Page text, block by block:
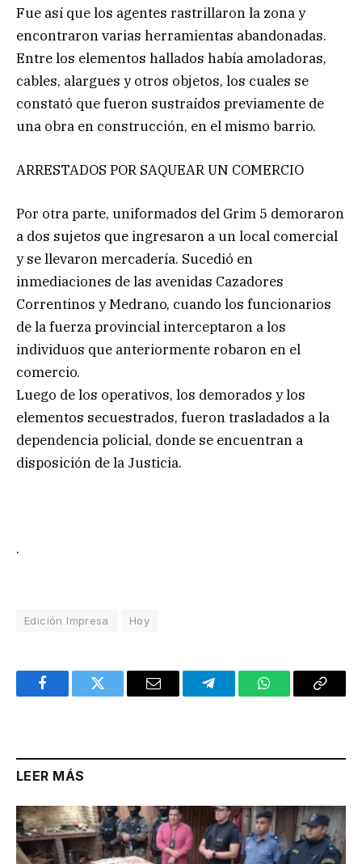
Fue así que los agentes rastrillaron la zona y
encontraron varias herramientas abandonadas.
Entre los elementos hallados había amoladoras,
cables, alargues y otros objetos, los cuales se
constató que fueron sustraídos previamente de
una obra en construcción, en el mismo barrio.
ARRESTADOS POR SAQUEAR UN COMERCIO
Por otra parte, uniformados del Grim 5 demoraron
a dos sujetos que ingresaron a un local comercial
y se llevaron mercadería. Sucedió en
inmediaciones de las avenidas Cazadores
Correntinos y Medrano, cuando los funcionarios
de la fuerza provincial interceptaron a los
individuos que anteriormente robaron en el
comercio.
Luego de los operativos, los demorados y los
elementos secuestrados, fueron trasladados a la
dependencia policial, donde se encuentran a
disposición de la Justicia.
.
Edición Impresa Hoy
FacebookTwitter Email TelegramWhatsAppCopy
LEER MÁS